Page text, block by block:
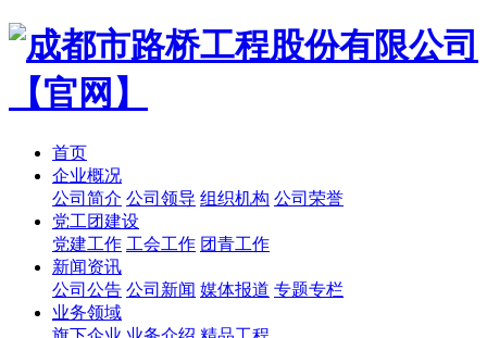
首页
企业概况
公司简介 公司领导 组织机构 公司荣誉
党工团建设
党建工作 工会工作 团青工作
新闻资讯
公司公告 公司新闻 媒体报道 专题专栏
业务领域